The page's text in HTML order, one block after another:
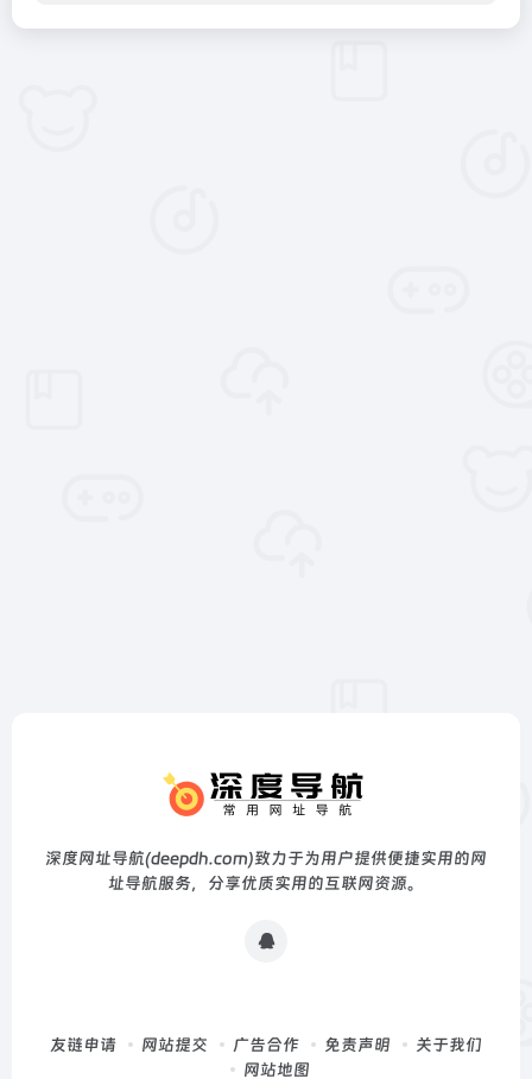
深度网址导航(deepdh.com)致力于为用户提供便捷实用的网
址导航服务，分享优质实用的互联网资源。
友链申请 网站提交 广告合作 免责声明
关于我们
网站地图